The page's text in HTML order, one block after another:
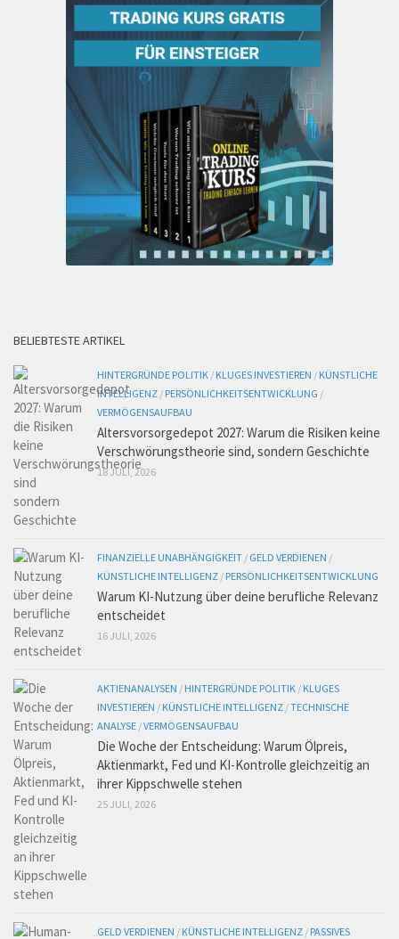
BELIEBTESTE ARTIKEL
HINTERGRÜNDE POLITIK / KLUGES INVESTIEREN / KÜNSTLICHE
INTELLIGENZ / PERSÖNLICHKEITSENTWICKLUNG /
VERMÖGENSAUFBAU
Altersvorsorgedepot 2027: Warum die Risiken keine
Verschwörungstheorie sind, sondern Geschichte
18 JULI, 2026
FINANZIELLE UNABHÄNGIGKEIT / GELD VERDIENEN /
KÜNSTLICHE INTELLIGENZ / PERSÖNLICHKEITSENTWICKLUNG
Warum KI-Nutzung über deine berufliche Relevanz
entscheidet
16 JULI, 2026
AKTIENANALYSEN / HINTERGRÜNDE POLITIK / KLUGES
INVESTIEREN / KÜNSTLICHE INTELLIGENZ /TECHNISCHE
ANALYSE /VERMÖGENSAUFBAU
Die Woche der Entscheidung: Warum Ölpreis,
Aktienmarkt, Fed und KI-Kontrolle gleichzeitig an
ihrer Kippschwelle stehen
25 JULI, 2026
GELD VERDIENEN / KÜNSTLICHE INTELLIGENZ / PASSIVES